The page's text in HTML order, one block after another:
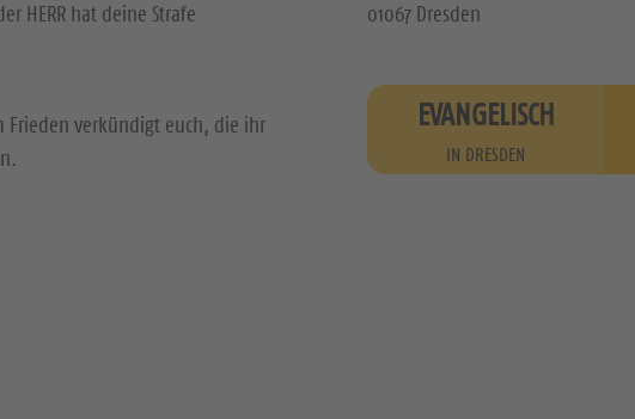
HERR hat deine Strafe
Frieden verkündigt euch, die ihr
01067 Dresden
EVANGELISCH
IN DRESDEN